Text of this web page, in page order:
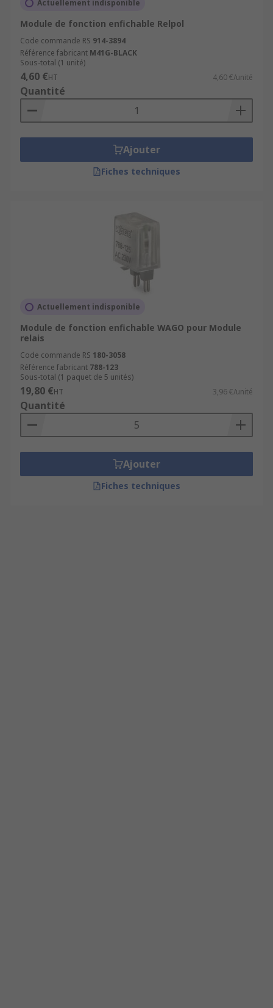
Actuellement indisponible
Module de fonction enfichable Relpol
Code commande RS 914-3894
Référence fabricant M41G-BLACK
Sous-total (1 unité)
4,60 €HT 4,60 €/unité
Quantité
Ajouter
Fiches techniques
Actuellement indisponible
Module de fonction enfichable WAGO pour Module
relais
Code commande RS 180-3058
Référence fabricant 788-123
Sous-total (1 paquet de 5 unités)
19,80 €HT 3,96 €/unité
Quantité
Ajouter
Fiches techniques